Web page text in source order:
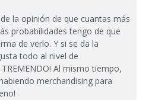
la opinión de que cuantas más
probabilidades tengo de que
de verlo. Y si se da la
todo al nivel de
Al mismo tiempo,
merchandising para